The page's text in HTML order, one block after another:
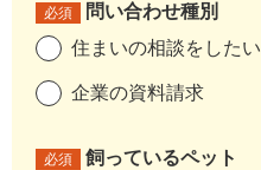
必須
問い合わせ種別
住まいの相談をしたい
企業の資料請求
必須
飼っているペット